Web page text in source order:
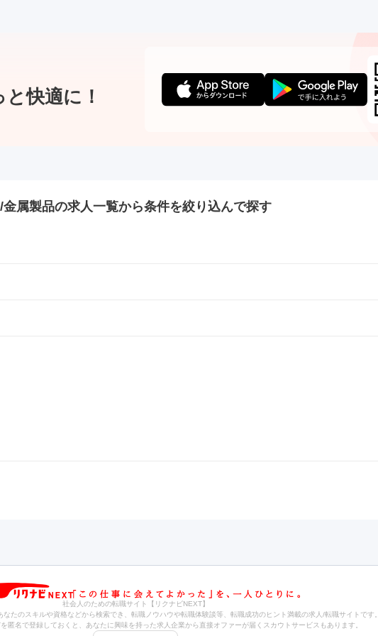
快適に！
属製品の求人一覧から条件を絞り込んで探す
社会人のための転職サイト【リクナビNEXT】
たのスキルや資格などから検索でき、転職ノウハウや転職体験談等、転職成功のヒント満載の求人/転職サイトです。
匿名で登録しておくと、あなたに興味を持った求人企業から直接オファーが届くスカウトサービスもあります。